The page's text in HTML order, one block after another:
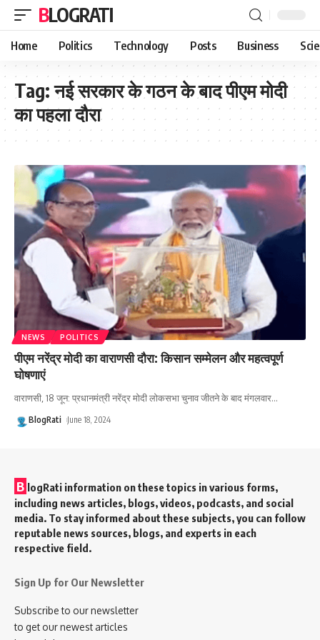
BLOGRATI
Home Politics Technology Posts Business
Tag:नई सरकार के गठन के बाद पीएम मोदी
का पहला दौरा
NEWS POLITICS
पीएम नरेंद्र मोदी का वाराणसी दौरा: किसान सम्मेलन और महत्वपूर्ण
घोषणाएं
वाराणसी, 18 जून: प्रधानमंत्री नरेंद्र मोदी लोकसभा चुनाव जीतने के बाद मंगलवार…
BlogRati June 18, 2024
B logRati information on these topics in various forms,
including news articles, blogs, videos, podcasts, and social
media. To stay informed about these subjects, you can follow
reputable news sources, blogs, and experts in each
respective field.
Sign Up for Our Newsletter
Subscribe to our newsletter
to get our newest articles